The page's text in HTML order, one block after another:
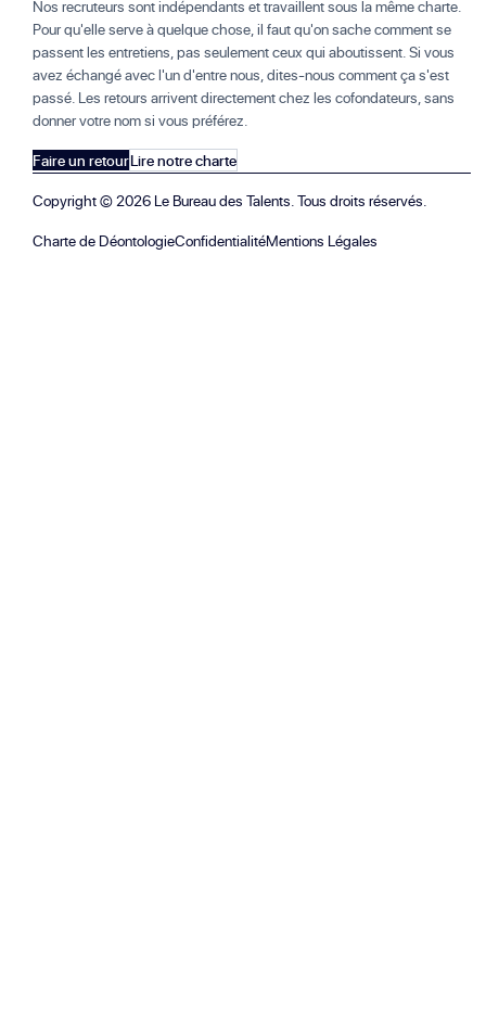
Nos recruteurs sont indépendants et travaillent sous la même charte.
Pour qu'elle serve à quelque chose, il faut qu'on sache comment se
passent les entretiens, pas seulement ceux qui aboutissent. Si vous
avez échangé avec l'un d'entre nous, dites-nous comment ça s'est
passé. Les retours arrivent directement chez les cofondateurs, sans
donner votre nom si vous préférez.
Faire un retourLire notre charte
Copyright ©2026 Le Bureau des Talents. Tous droits réservés.
Charte de DéontologieConfidentialitéMentions Légales